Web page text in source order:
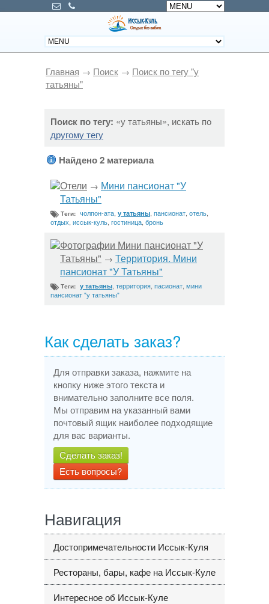
Главная → Поиск → Поиск по тегу "у
татьяны"
Поиск по тегу: «у татьяны», искать по
другому тегу
Найдено 2 материала
Отели → Мини пансионат "У
Татьяны"
Теги: чолпон-ата у татьяны пансионат отель
отдых иссык-куль гостиница бронь
Фотографии Мини пансионат "У
Татьяны" → Территория. Мини
пансионат "У Татьяны"
Теги: у татьяны территория пасионат мини
пансионат "у татьяны"
Как сделать заказ?
Для отправки заказа, нажмите на
кнопку ниже этого текста и
внимательно заполните все поля.
Мы отправим на указанный вами
почтовый ящик наиболее подходящие
для вас варианты.
Сделать заказ!
Есть вопросы?
Навигация
Достопримечательности Иссык-Куля
Рестораны, бары, кафе на Иссык-Куле
Интересное об Иссык-Куле